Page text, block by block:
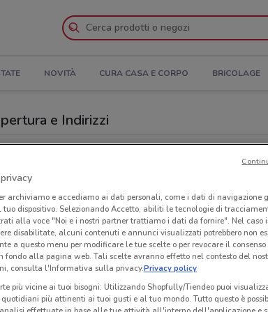
NOVITÀ CURA CASA E CORPO BRICOLAGE
e Indirizzi
archiviamo e accediamo ai dati personali, come i dati di navigazione
dispositivo. Selezionando Accetto, abiliti le tecnologie di
alla voce "Noi e i nostri partner trattiamo i dati da fornire". Nel caso
disabilitate, alcuni contenuti e annunci visualizzati potrebbero non
a questo menu per modificare le tue scelte o per revocare il
alla pagina web. Tali scelte avranno effetto nel contesto del
consulta l'Informativa sulla privacy.Privacy policy
più vicine ai tuoi bisogni: Utilizzando Shopfully/Tiendeo puoi
più attinenti ai tuoi gusti e al tuo mondo. Tutto questo è